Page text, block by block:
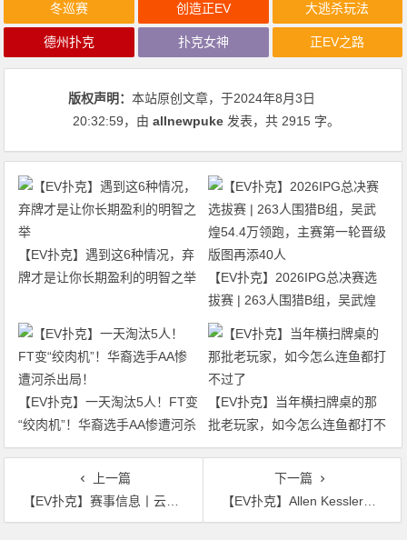
冬巡赛 创造正EV 大逃杀玩法
德州扑克 扑克女神 正EV之路
版权声明：本站原创文章，于2024年8月3日
20:32:59，由allnewpuke 发表，共 2915 字。
【EV扑克】遇到这6种情况，弃
牌才是让你长期盈利的明智之举
【EV扑克】2026IPG总决赛选
拔赛 | 263人围猎B组，吴武煌
54.4万领跑，主赛第一轮晋级版
【EV扑克】一天淘汰5人！FT变
“绞肉机”！华裔选手AA惨遭河杀
出局！
【EV扑克】当年横扫牌桌的那
批老玩家，如今怎么连鱼都打不
过了
上一篇
【EV扑克】赛事信息丨云顶高原 Poker Dream 11 马来西亚站的精彩活动（8月1日-12日）
下一篇
【EV扑克】Allen Kessler中120万美元大奖，但却面临一个难以抉择的难题